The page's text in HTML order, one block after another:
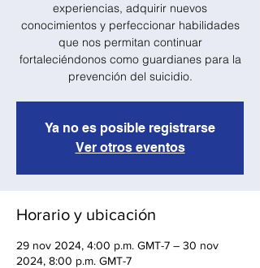
experiencias, adquirir nuevos
conocimientos y perfeccionar habilidades
que nos permitan continuar
fortaleciéndonos como guardianes para la
prevención del suicidio.
Ya no es posible registrarse
Ver otros eventos
Horario y ubicación
29 nov 2024, 4:00 p.m. GMT-7 – 30 nov
2024, 8:00 p.m. GMT-7